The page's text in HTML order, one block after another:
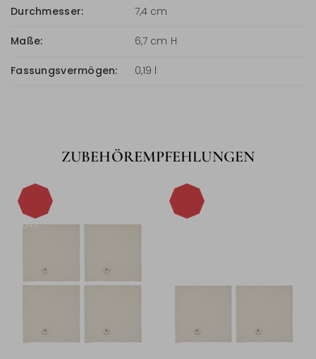
Durchmesser: 7,4 cm
Maße: 6,7 cm H
Fassungsvermögen: 0,19 l
ZUBEHÖREMPFEHLUNGEN
-64%